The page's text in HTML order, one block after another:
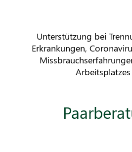
Unterstützung bei
Erkrankungen,
Arbeitsplatzes